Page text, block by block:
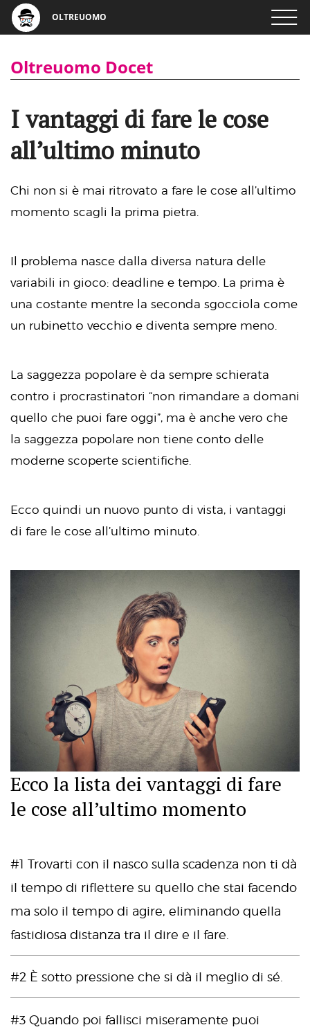
OLTREUOMO
Oltreuomo Docet
I vantaggi di fare le cose
all’ultimo minuto
Chi non si è mai ritrovato a fare le cose all’ultimo
momento scagli la prima pietra.
Il problema nasce dalla diversa natura delle
variabili in gioco: deadline e tempo. La prima è
una costante mentre la seconda sgocciola come
un rubinetto vecchio e diventa sempre meno.
La saggezza popolare è da sempre schierata
contro i procrastinatori “non rimandare a domani
quello che puoi fare oggi”, ma è anche vero che
la saggezza popolare non tiene conto delle
moderne scoperte scientifiche.
Ecco quindi un nuovo punto di vista, i vantaggi
di fare le cose all’ultimo minuto.
Ecco la lista dei vantaggi di fare
le cose all’ultimo momento
#1 Trovarti con il nasco sulla scadenza non ti dà
il tempo di riflettere su quello che stai facendo
ma solo il tempo di agire, eliminando quella
fastidiosa distanza tra il dire e il fare.
#2 È sotto pressione che si dà il meglio di sé.
#3 Quando poi fallisci miseramente puoi